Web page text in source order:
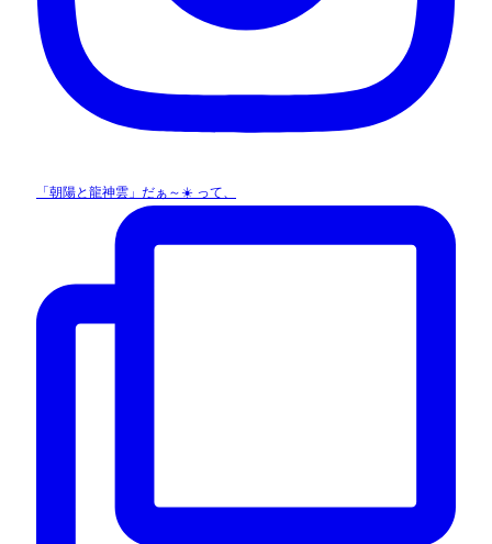
「朝陽と龍神雲」だぁ～☀️ って、